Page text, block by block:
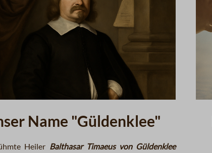
Name "Güldenklee"
Heiler Balthasar Timaeus von Güldenklee